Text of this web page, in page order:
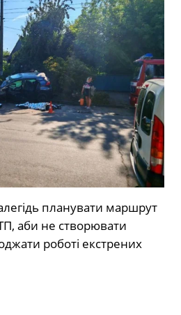
планувати маршрут
аби не створювати
роботі екстрених